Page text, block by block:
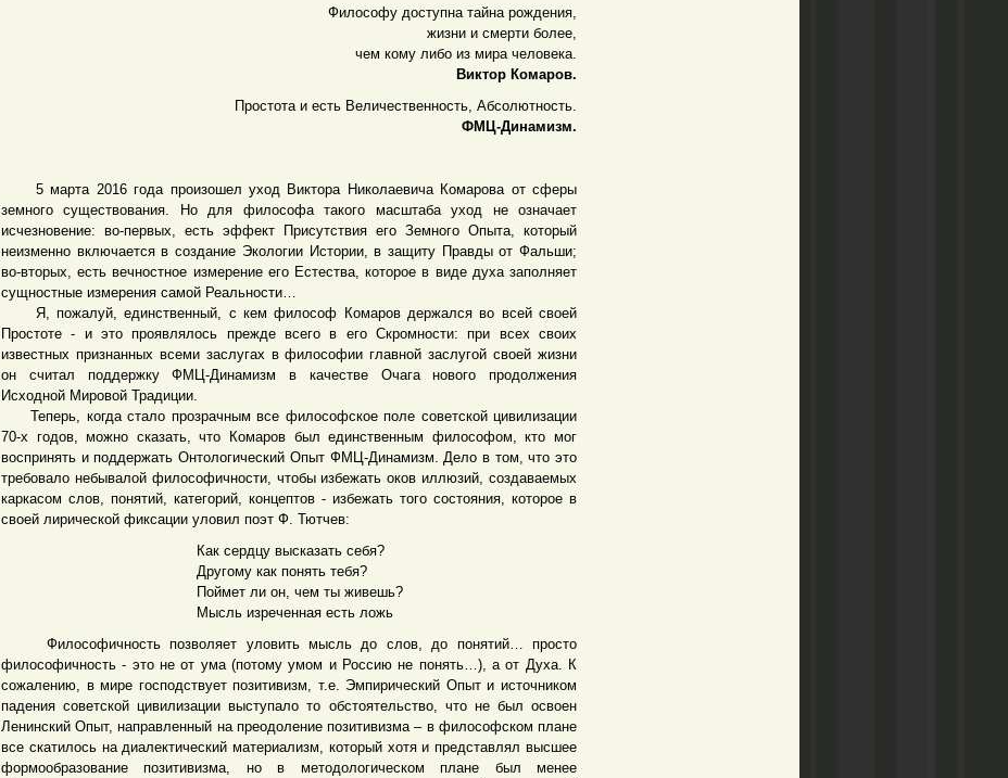
Философу доступна тайна рождения,
жизни и смерти более,
чем кому либо из мира человека.
Виктор Комаров.
Простота и есть Величественность, Абсолютность.
ФМЦ-Динамизм.
5 марта 2016 года произошел уход Виктора Николаевича Комарова от сферы
земного существования. Но для философа такого масштаба уход не означает
исчезновение: во-первых, есть эффект Присутствия его Земного Опыта, который
неизменно включается в создание Экологии Истории, в защиту Правды от Фальши;
во-вторых, есть вечностное измерение его Естества, которое в виде духа заполняет
сущностные измерения самой Реальности…
Я, пожалуй, единственный, с кем философ Комаров держался во всей своей
Простоте - и это проявлялось прежде всего в его Скромности: при всех своих
известных признанных всеми заслугах в философии главной заслугой своей жизни
он считал поддержку ФМЦ-Динамизм в качестве Очага нового продолжения
Исходной Мировой Традиции.
Теперь, когда стало прозрачным все философское поле советской цивилизации
70-х годов, можно сказать, что Комаров был единственным философом, кто мог
воспринять и поддержать Онтологический Опыт ФМЦ-Динамизм. Дело в том, что это
требовало небывалой философичности, чтобы избежать оков иллюзий, создаваемых
каркасом слов, понятий, категорий, концептов - избежать того состояния, которое в
своей лирической фиксации уловил поэт Ф. Тютчев:
Как сердцу высказать себя?
Другому как понять тебя?
Поймет ли он, чем ты живешь?
Мысль изреченная есть ложь
Философичность позволяет уловить мысль до слов, до понятий… просто
философичность - это не от ума (потому умом и Россию не понять…), а от Духа. К
сожалению, в мире господствует позитивизм, т.е. Эмпирический Опыт и источником
падения советской цивилизации выступало то обстоятельство, что не был освоен
Ленинский Опыт, направленный на преодоление позитивизма – в философском плане
все скатилось на диалектический материализм, который хотя и представлял высшее
формообразование позитивизма, но в методологическом плане был менее